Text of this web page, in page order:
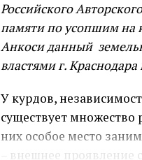
Российского
памяти по усопшим на
Анкосиданный
властями г. Краснодара
У курдов,
существует
них особое место
– внешнее проявление